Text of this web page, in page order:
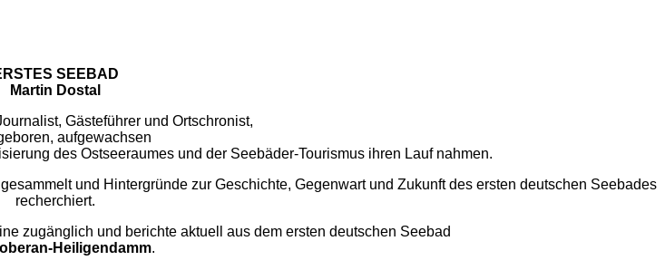
SEEBAD
Martin Dostal
Gästeführer und Ortschronist,
aufgewachsen
des Ostseeraumes und der Seebäder-Tourismus ihren Lauf nahmen.
und Hintergründe zur Geschichte, Gegenwart und Zukunft des ersten deutschen Seebades
recherchiert.
zugänglich und berichte aktuell aus dem ersten deutschen Seebad
Heiligendamm.